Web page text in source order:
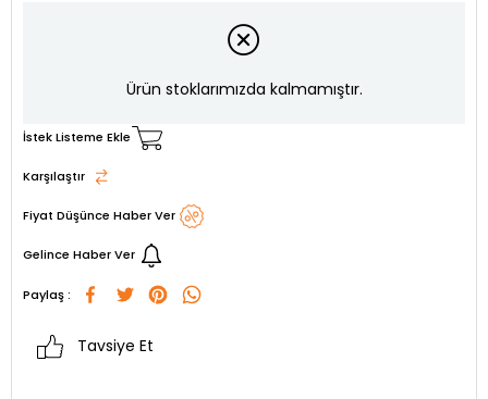
Ürün stoklarımızda kalmamıştır.
İstek Listeme Ekle
Karşılaştır
Fiyat Düşünce Haber Ver
Gelince Haber Ver
Paylaş :
Tavsiye Et